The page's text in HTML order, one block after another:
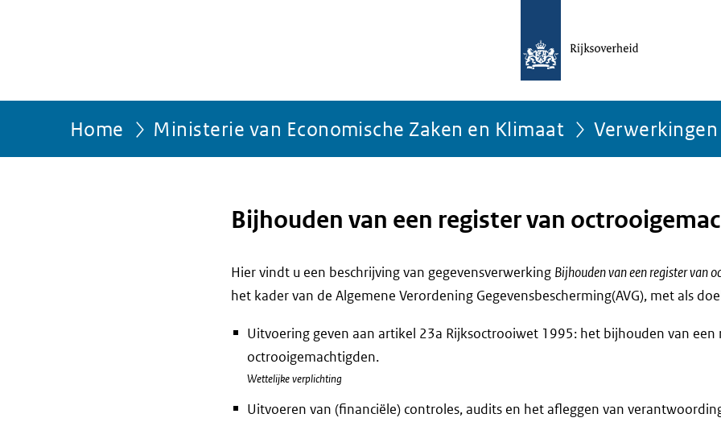
Home Ministerie van Economische Zaken en Klimaat Verwerkingen
Bijhouden van een register van
Hier vindt u een beschrijving van gegevensverwerking Bijhouden van een register van
het kader van de Algemene Verordening Gegevensbescherming(AVG), met als
Uitvoering geven aan artikel 23a Rijksoctrooiwet 1995: het bijhouden van een
octrooigemachtigden.
Wettelijke verplichting
Uitvoeren van (financiële) controles, audits en het afleggen van